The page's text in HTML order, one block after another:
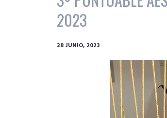
2023
28 JUNIO, 2023